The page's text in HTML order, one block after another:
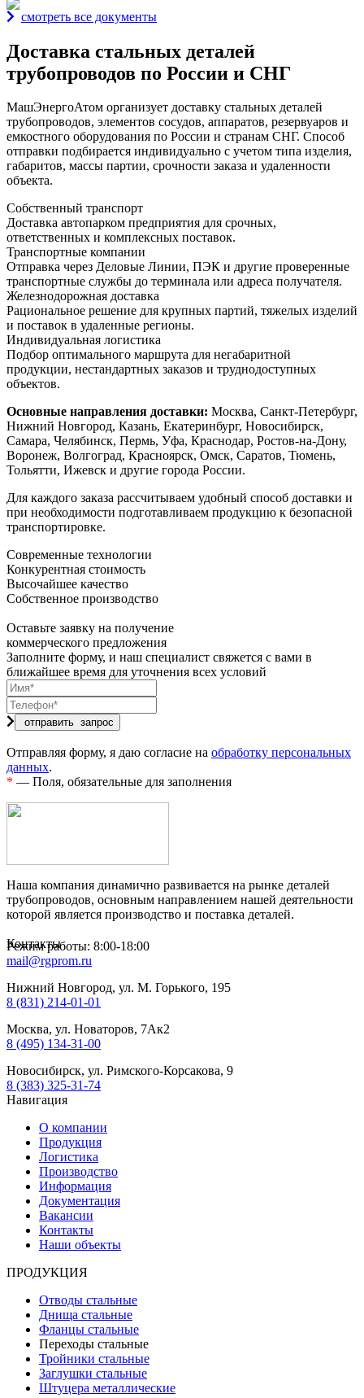
смотреть все документы
Доставка стальных деталей
трубопроводов по России и СНГ
МашЭнергоАтом организует доставку стальных деталей
трубопроводов, элементов сосудов, аппаратов, резервуаров и
емкостного оборудования по России и странам СНГ. Способ
отправки подбирается индивидуально с учетом типа изделия,
габаритов, массы партии, срочности заказа и удаленности
объекта.
Собственный транспорт
Доставка автопарком предприятия для срочных,
ответственных и комплексных поставок.
Транспортные компании
Отправка через Деловые Линии, ПЭК и другие проверенные
транспортные службы до терминала или адреса получателя.
Железнодорожная доставка
Рациональное решение для крупных партий, тяжелых изделий
и поставок в удаленные регионы.
Индивидуальная логистика
Подбор оптимального маршрута для негабаритной
продукции, нестандартных заказов и труднодоступных
объектов.
Основные направления доставки: Москва, Санкт-Петербург,
Нижний Новгород, Казань, Екатеринбург, Новосибирск,
Самара, Челябинск, Пермь, Уфа, Краснодар, Ростов-на-Дону,
Воронеж, Волгоград, Красноярск, Омск, Саратов, Тюмень,
Тольятти, Ижевск и другие города России.
Для каждого заказа рассчитываем удобный способ доставки и
при необходимости подготавливаем продукцию к безопасной
транспортировке.
Современные технологии
Конкурентная стоимость
Высочайшее качество
Собственное производство
Оставьте заявку на получение
коммерческого предложения
Заполните форму, и наш специалист свяжется с вами в
ближайшее время для уточнения всех условий
Отправляя форму, я даю согласие на обработку персональных
данных.
* — Поля, обязательные для заполнения
Наша компания динамично развивается на рынке деталей
трубопроводов, основным направлением нашей деятельности
которой является производство и поставка деталей.
Контакты
Режим работы: 8:00-18:00
mail@rgprom.ru
Нижний Новгород, ул. М. Горького, 195
8 (831) 214-01-01
Москва, ул. Новаторов, 7Ак2
8 (495) 134-31-00
Новосибирск, ул. Римского-Корсакова, 9
8 (383) 325-31-74
Навигация
О компании
Продукция
Логистика
Производство
Информация
Документация
Вакансии
Контакты
Наши объекты
ПРОДУКЦИЯ
Отводы стальные
Днища стальные
Фланцы стальные
Переходы стальные
Тройники стальные
Заглушки стальные
Штуцера металлические